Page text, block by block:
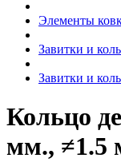
Элементы
Завитки и
Завитки и
Кольцо
мм., ≠1.5